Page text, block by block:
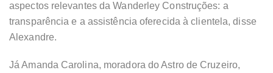
aspectos relevantes da Wanderley Construções: a
transparência e a assistência oferecida à clientela, disse
Alexandre.
Já Amanda Carolina, moradora do Astro de Cruzeiro,